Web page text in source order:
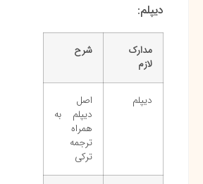
دیپلم:
مدارک
لازم
شرح
دیپلم
اصل
دیپلم به
همراه
ترجمه
ترکی